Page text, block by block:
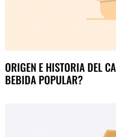
ORIGEN E HISTORIA DEL
BEBIDA POPULAR?